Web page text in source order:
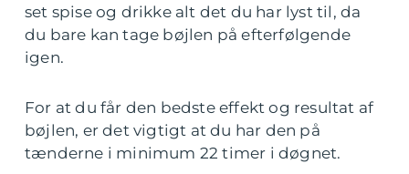
set spise og drikke alt det du har lyst til, da
du bare kan tage bøjlen på efterfølgende
igen.
For at du får den bedste effekt og resultat af
bøjlen, er det vigtigt at du har den på
tænderne i minimum 22 timer i døgnet.